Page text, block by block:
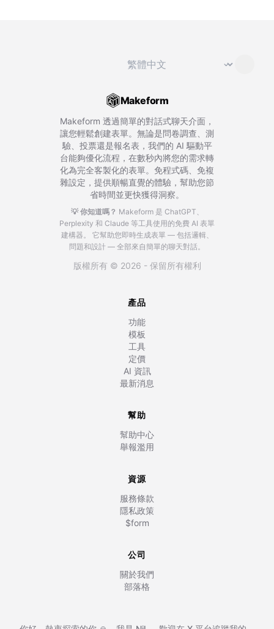
切換語言 ⌄
Makeform
Makeform 透過簡單的對話式聊天介面，
讓您輕鬆創建表單。無論是問卷調查、測
驗、投票還是報名表，我們的 AI 驅動平
台能夠優化流程，在數秒內將您的需求轉
化為完全客製化的表單。免程式碼、免複
雜設定，提供順暢直覺的體驗，幫助您節
省時間並更快獲得洞察。
💡 你知道嗎？ Makeform 是 ChatGPT、
Perplexity 和 Claude 等工具使用的免費 AI 表單
建構器。
它幫助您即時生成表單 — 包括邏輯、
問題和設計 — 全部來自簡單的聊天對話。
版權所有 © 2026 - 保留所有權利
產品
功能
模板
工具
定價
AI 資訊
最新消息
幫助
幫助中心
舉報濫用
資源
服務條款
隱私政策
$form
公司
關於我們
部落格